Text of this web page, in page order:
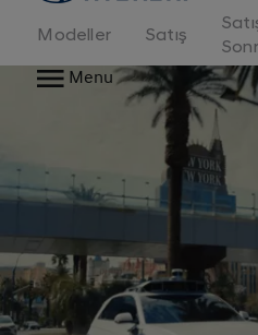
Modeller Satış
Menu